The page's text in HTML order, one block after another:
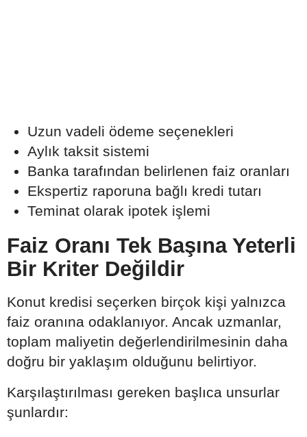
Uzun vadeli ödeme seçenekleri
Aylık taksit sistemi
Banka tarafından belirlenen faiz oranları
Ekspertiz raporuna bağlı kredi tutarı
Teminat olarak ipotek işlemi
Faiz Oranı Tek Başına Yeterli
Bir Kriter Değildir
Konut kredisi seçerken birçok kişi yalnızca
faiz oranına odaklanıyor. Ancak uzmanlar,
toplam maliyetin değerlendirilmesinin daha
doğru bir yaklaşım olduğunu belirtiyor.
Karşılaştırılması gereken başlıca unsurlar
şunlardır: